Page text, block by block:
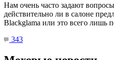
Нам очень часто задают
действительно ли в салоне
Blackglama или это всего лишь
343